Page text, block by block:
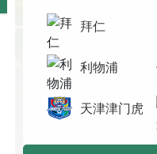
拜仁
利物浦
天津津门虎